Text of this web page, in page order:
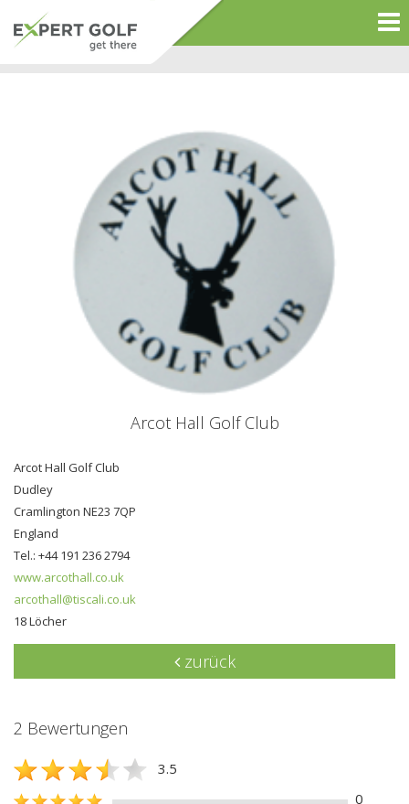
Arcot Hall Golf Club
Arcot Hall Golf Club
Dudley
Cramlington NE23 7QP
England
Tel.: +44 191 236 2794
www.arcothall.co.uk
arcothall@tiscali.co.uk
18 Löcher
zurück
2 Bewertungen
3.5
0